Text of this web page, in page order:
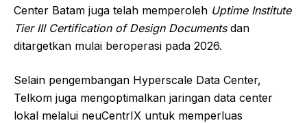
Center Batam juga telah memperoleh Uptime Institute
Tier III Certification of Design Documents dan
ditargetkan mulai beroperasi pada 2026.
Selain pengembangan Hyperscale Data Center,
Telkom juga mengoptimalkan jaringan data center
lokal melalui neuCentrIX untuk memperluas